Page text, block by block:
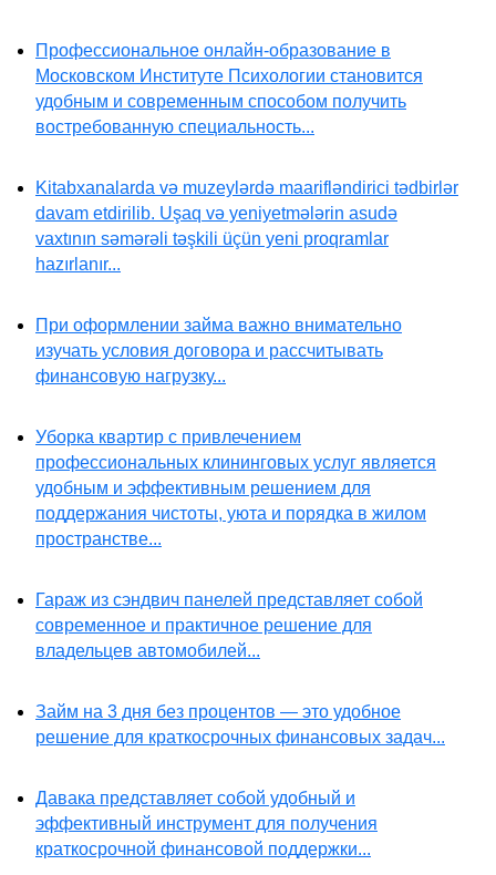
Профессиональное онлайн-образование в
Московском Институте Психологии становится
удобным и современным способом получить
востребованную специальность...
Kitabxanalarda və muzeylərdə maarifləndirici tədbirlər
davam etdirilib. Uşaq və yeniyetmələrin asudə
vaxtının səmərəli təşkili üçün yeni proqramlar
hazırlanır...
При оформлении займа важно внимательно
изучать условия договора и рассчитывать
финансовую нагрузку...
Уборка квартир с привлечением
профессиональных клининговых услуг является
удобным и эффективным решением для
поддержания чистоты, уюта и порядка в жилом
пространстве...
Гараж из сэндвич панелей представляет собой
современное и практичное решение для
владельцев автомобилей...
Займ на 3 дня без процентов — это удобное
решение для краткосрочных финансовых задач...
Давака представляет собой удобный и
эффективный инструмент для получения
краткосрочной финансовой поддержки...